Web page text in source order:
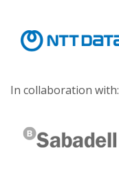
In collaboration with: